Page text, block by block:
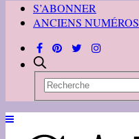
S’ABONNER
ANCIENS NUMÉROS